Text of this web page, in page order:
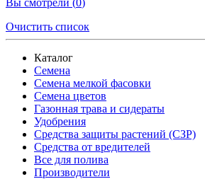
Очистить список
Каталог
Семена
Семена мелкой фасовки
Семена цветов
Газонная трава и сидераты
Удобрения
Средства защиты растений (СЗР)
Средства от вредителей
Все для полива
Производители